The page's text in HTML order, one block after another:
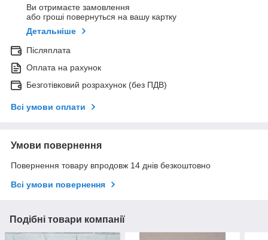
Ви отримаєте замовлення
або гроші повернуться на вашу картку
Детальніше
Післяплата
Оплата на рахунок
Безготівковий розрахунок (без ПДВ)
Всі умови оплати
Умови повернення
Повернення товару впродовж 14 днів безкоштовно
Всі умови повернення
Подібні товари компанії